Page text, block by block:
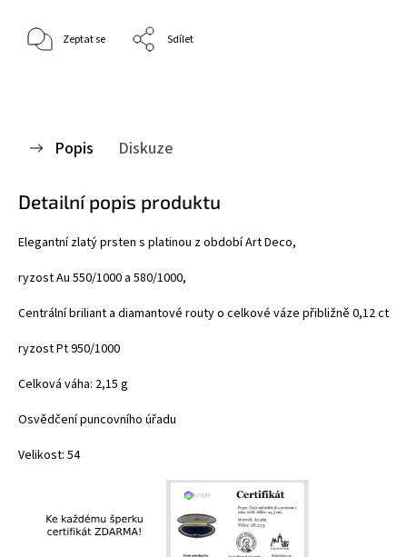
Zeptat se Sdílet
Popis Diskuze
Detailní popis produktu
Elegantní zlatý prsten s platinou z období Art Deco,
ryzost Au 550/1000 a 580/1000,
Centrální briliant a diamantové routy o celkové váze přibližně 0,12 ct
ryzost Pt 950/1000
Celková váha: 2,15 g
Osvědčení puncovního úřadu
Velikost: 54